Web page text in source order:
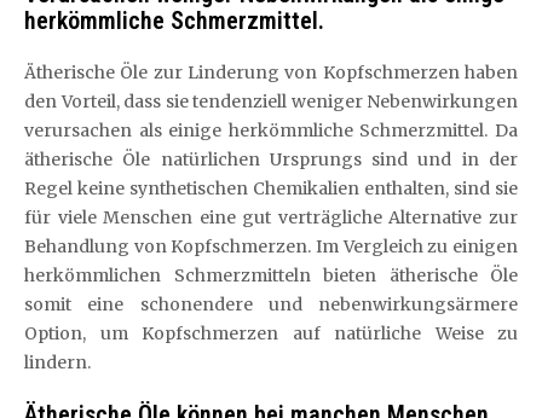
herkömmliche Schmerzmittel.
Ätherische Öle zur Linderung von Kopfschmerzen haben
den Vorteil, dass sie tendenziell weniger Nebenwirkungen
verursachen als einige herkömmliche Schmerzmittel. Da
ätherische Öle natürlichen Ursprungs sind und in der
Regel keine synthetischen Chemikalien enthalten, sind sie
für viele Menschen eine gut verträgliche Alternative zur
Behandlung von Kopfschmerzen. Im Vergleich zu einigen
herkömmlichen Schmerzmitteln bieten ätherische Öle
somit eine schonendere und nebenwirkungsärmere
Option, um Kopfschmerzen auf natürliche Weise zu
lindern.